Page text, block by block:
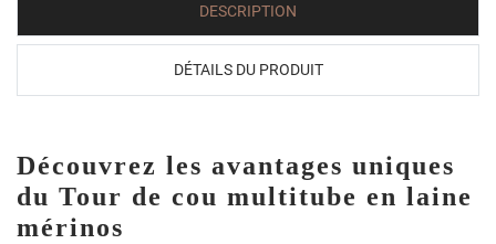
DESCRIPTION
DÉTAILS DU PRODUIT
Découvrez les avantages uniques
du Tour de cou multitube en laine
mérinos